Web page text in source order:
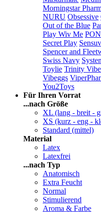
Morningstar
NURU Obsessive
Out of the Blue
Play Wiv Me
Secret Play
Spencer and
Swiss Navy
Toylie Trinity
Vibeggs
You2Toys
Für Ihren Vorrat
...nach Größe
XL (lang - breit -
XS (kurz - eng -
Standard (mittel)
Material
Latex
Latexfrei
...nach Typ
Anatomisch
Extra Feucht
Normal
Stimulierend
Aroma & Farbe